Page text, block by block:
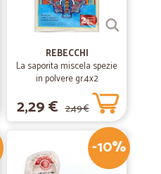
REBECCHI
La saporita miscela spezie
in polvere gr.4x2
2,29 € 2,49 €
-10%